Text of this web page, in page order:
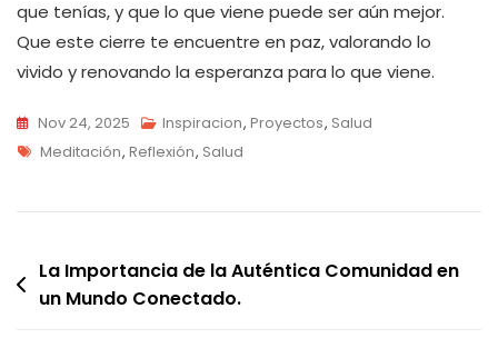
que tenías, y que lo que viene puede ser aún mejor.
Que este cierre te encuentre en paz, valorando lo
vivido y renovando la esperanza para lo que viene.
Nov 24, 2025 Inspiracion, Proyectos, Salud
Tags
Meditación, Reflexión, Salud
Navegación
de
La Importancia de la Auténtica Comunidad en
un Mundo Conectado.